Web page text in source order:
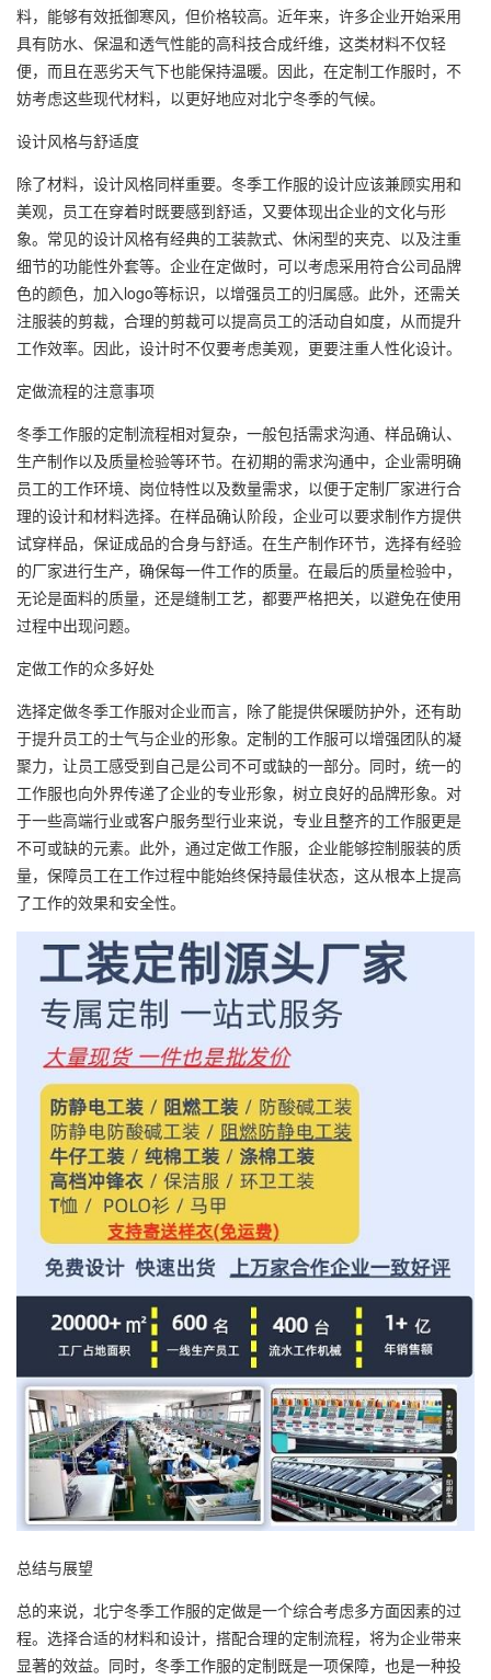
料，能够有效抵御寒风，但价格较高。近年来，许多企业开始采用
具有防水、保温和透气性能的高科技合成纤维，这类材料不仅轻
便，而且在恶劣天气下也能保持温暖。因此，在定制工作服时，不
妨考虑这些现代材料，以更好地应对北宁冬季的气候。
设计风格与舒适度
除了材料，设计风格同样重要。冬季工作服的设计应该兼顾实用和
美观，员工在穿着时既要感到舒适，又要体现出企业的文化与形
象。常见的设计风格有经典的工装款式、休闲型的夹克、以及注重
细节的功能性外套等。企业在定做时，可以考虑采用符合公司品牌
色的颜色，加入logo等标识，以增强员工的归属感。此外，还需关
注服装的剪裁，合理的剪裁可以提高员工的活动自如度，从而提升
工作效率。因此，设计时不仅要考虑美观，更要注重人性化设计。
定做流程的注意事项
冬季工作服的定制流程相对复杂，一般包括需求沟通、样品确认、
生产制作以及质量检验等环节。在初期的需求沟通中，企业需明确
员工的工作环境、岗位特性以及数量需求，以便于定制厂家进行合
理的设计和材料选择。在样品确认阶段，企业可以要求制作方提供
试穿样品，保证成品的合身与舒适。在生产制作环节，选择有经验
的厂家进行生产，确保每一件工作的质量。在最后的质量检验中，
无论是面料的质量，还是缝制工艺，都要严格把关，以避免在使用
过程中出现问题。
定做工作的众多好处
选择定做冬季工作服对企业而言，除了能提供保暖防护外，还有助
于提升员工的士气与企业的形象。定制的工作服可以增强团队的凝
聚力，让员工感受到自己是公司不可或缺的一部分。同时，统一的
工作服也向外界传递了企业的专业形象，树立良好的品牌形象。对
于一些高端行业或客户服务型行业来说，专业且整齐的工作服更是
不可或缺的元素。此外，通过定做工作服，企业能够控制服装的质
量，保障员工在工作过程中能始终保持最佳状态，这从根本上提高
了工作的效果和安全性。
总结与展望
总的来说，北宁冬季工作服的定做是一个综合考虑多方面因素的过
程。选择合适的材料和设计，搭配合理的定制流程，将为企业带来
显著的效益。同时，冬季工作服的定制既是一项保障，也是一种投